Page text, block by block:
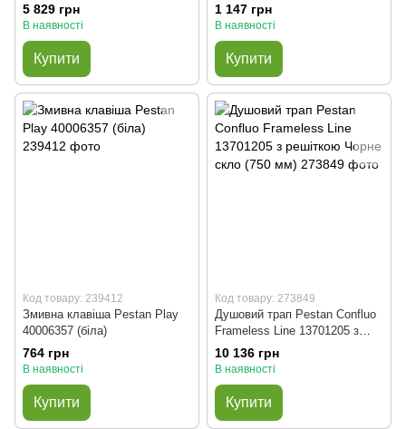
5 829 грн
В наявності
Купити
1 147 грн
В наявності
Купити
Код товару: 239412
Змивна клавіша Pestan Play
40006357 (біла)
764 грн
В наявності
Купити
Код товару: 273849
Душовий трап Pestan Confluo
Frameless Line 13701205 з
решіткою Чорне скло (750 мм)
10 136 грн
В наявності
Купити